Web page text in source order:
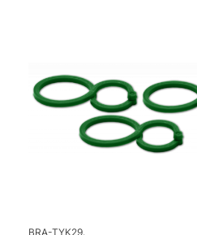
Kod produktu
BRA-TYK29.